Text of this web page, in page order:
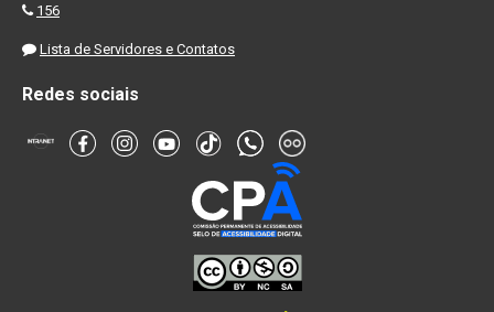
156
Lista de Servidores e Contatos
Redes sociais